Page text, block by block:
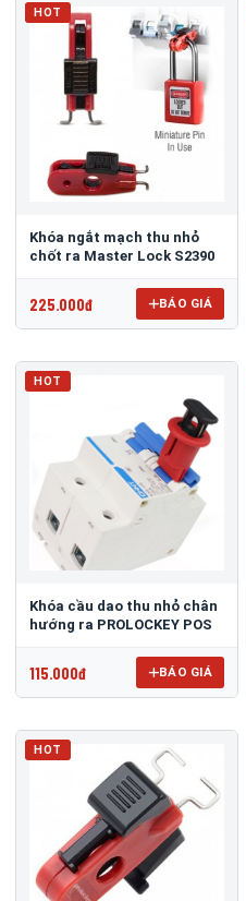
HOT
Khóa ngắt mạch thu nhỏ
chốt ra Master Lock S2390
225.000đ BÁO GIÁ
HOT
Khóa cầu dao thu nhỏ chân
hướng ra PROLOCKEY POS
115.000đ BÁO GIÁ
HOT